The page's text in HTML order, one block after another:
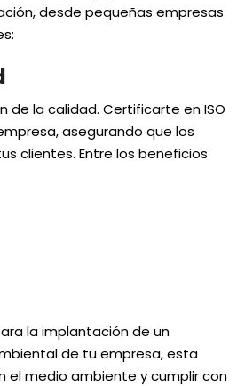
desde pequeñas empresas
de la calidad. Certificarte en ISO
asegurando que los
clientes. Entre los beneficios
la implantación de un
de tu empresa, esta
el medio ambiente y cumplir con